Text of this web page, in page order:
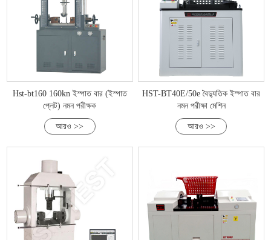
Hst-bt160 160kn ইস্পাত বার (ইস্পাত
প্লেট) নমন পরীক্ষক
আরও >>
HST-BT40E/50e বৈদ্যুতিক ইস্পাত বার
নমন পরীক্ষা মেশিন
আরও >>